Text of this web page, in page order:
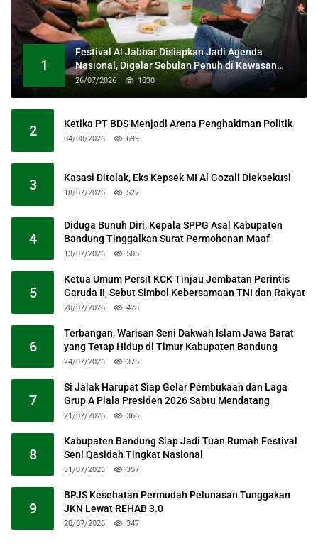
1
Festival Al Jabbar Disiapkan Jadi Agenda
Nasional, Digelar Sebulan Penuh di Kawasan
Masjid Raya Al Jabbar
26/07/2026 1030
2 Ketika PT BDS Menjadi Arena Penghakiman Politik
04/08/2026 699
3 Kasasi Ditolak, Eks Kepsek MI Al Gozali Dieksekusi
18/07/2026 527
4
Diduga Bunuh Diri, Kepala SPPG Asal Kabupaten
Bandung Tinggalkan Surat Permohonan Maaf
13/07/2026 505
5
Ketua Umum Persit KCK Tinjau Jembatan Perintis
Garuda II, Sebut Simbol Kebersamaan TNI dan Rakyat
20/07/2026 428
6
Terbangan, Warisan Seni Dakwah Islam Jawa Barat
yang Tetap Hidup di Timur Kabupaten Bandung
24/07/2026 375
7
Si Jalak Harupat Siap Gelar Pembukaan dan Laga
Grup A Piala Presiden 2026 Sabtu Mendatang
21/07/2026 366
8
Kabupaten Bandung Siap Jadi Tuan Rumah Festival
Seni Qasidah Tingkat Nasional
31/07/2026 357
9
BPJS Kesehatan Permudah Pelunasan Tunggakan
JKN Lewat REHAB 3.0
20/07/2026 347